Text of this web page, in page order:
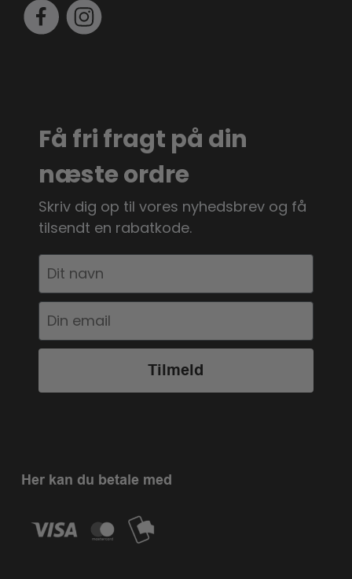
Få fri fragt på din
næste ordre
Skriv dig op til vores nyhedsbrev og få
tilsendt en rabatkode.
Tilmeld
Her kan du betale med